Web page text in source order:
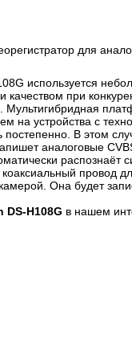
для
используется
при
на устройства с
В этом
аналоговые
коаксиальный
Она будет
H108G в нашем